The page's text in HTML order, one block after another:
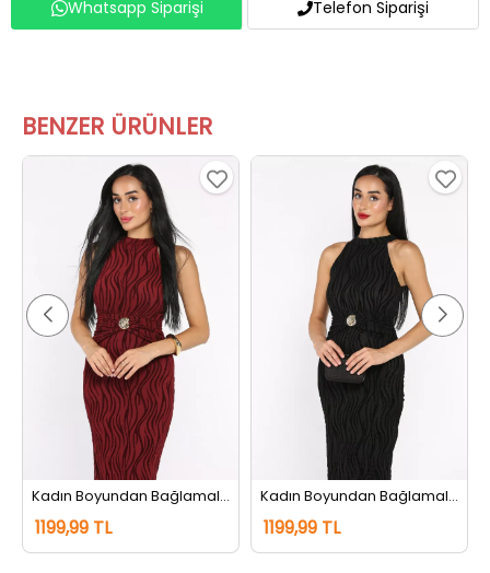
Whatsapp Siparişi Telefon Siparişi
BENZER ÜRÜNLER
Kadın Boyundan Bağlamalı Gold Detaylı Flog Abiye Elbise Bordo
1199,99 TL
Kadın Boyundan Bağlamalı Gold Detaylı Flog Abiye Elbise Siyah
1199,99 TL